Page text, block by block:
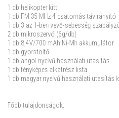
1 db helikopter kitt
1 db FM 35 MHz 4 csatornás távirányító
1 db 3 az 1-ben vevő-sebesség
2 db mikroszervó (6g/db)
1 db 8,4V/700 mAh Ni-Mh akkumulátor
1 db gyorstöltő
1 db angol nyelvű használati utasítás
1 db fényképes alkatrész lista
1 db magyar nyelvű használati utasítás
Főbb tulajdonságok: